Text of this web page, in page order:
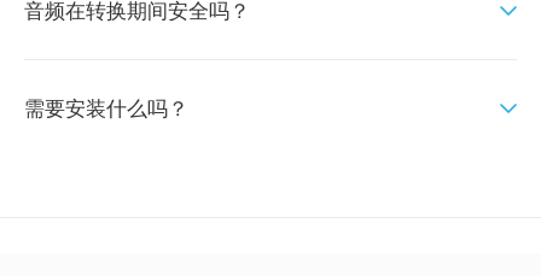
音频在转换期间安全吗？
需要安装什么吗？